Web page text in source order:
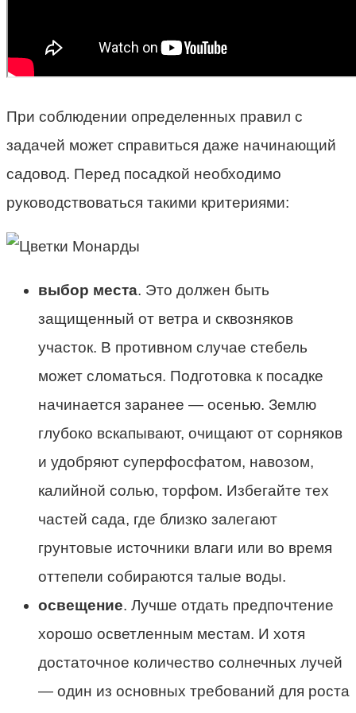
При соблюдении определенных правил с
задачей может справиться даже начинающий
садовод. Перед посадкой необходимо
руководствоваться такими критериями:
выбор места. Это должен быть
защищенный от ветра и сквозняков
участок. В противном случае стебель
может сломаться. Подготовка к посадке
начинается заранее — осенью. Землю
глубоко вскапывают, очищают от сорняков
и удобряют суперфосфатом, навозом,
калийной солью, торфом. Избегайте тех
частей сада, где близко залегают
грунтовые источники влаги или во время
оттепели собираются талые воды.
освещение. Лучше отдать предпочтение
хорошо осветленным местам. И хотя
достаточное количество солнечных лучей
— один из основных требований для роста